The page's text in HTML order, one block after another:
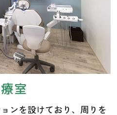
室
ンを設けており、周りを